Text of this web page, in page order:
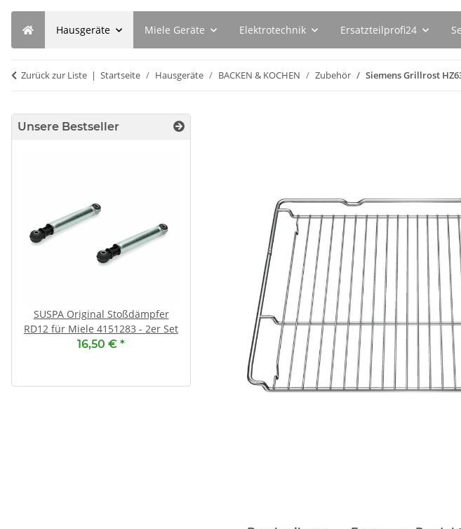
Hausgeräte Miele Geräte Elektrotechnik Ersatzteilprofi24
Zurück zur Liste Startseite Hausgeräte BACKEN & KOCHEN Zubehör Siemens Grillrost
Unsere Bestseller
SUSPA Original Stoßdämpfer
RD12 für Miele 4151283 - 2er Set
16,50 € *
SEBO Filterbox K 6629ER
13,90 €*
1,74 € pro 1
BSH
500
17,10 €